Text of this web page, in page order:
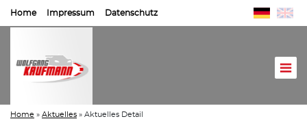
Home Impressum Datenschutz
Home » Aktuelles » Aktuelles Detail